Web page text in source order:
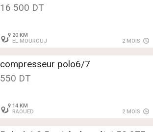
16 500 DT
20 KM
EL MOUROUJ
2 MOIS
compresseur polo6/7
550 DT
14 KM
RAOUED
2 MOIS